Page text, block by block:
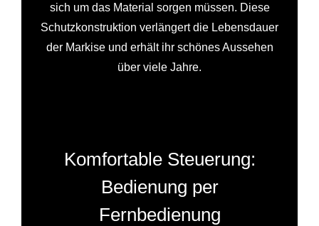
sich um das Material sorgen müssen. Diese
Schutzkonstruktion verlängert die Lebensdauer
der Markise und erhält ihr schönes Aussehen
über viele Jahre.
Komfortable Steuerung:
Bedienung per
Fernbedienung